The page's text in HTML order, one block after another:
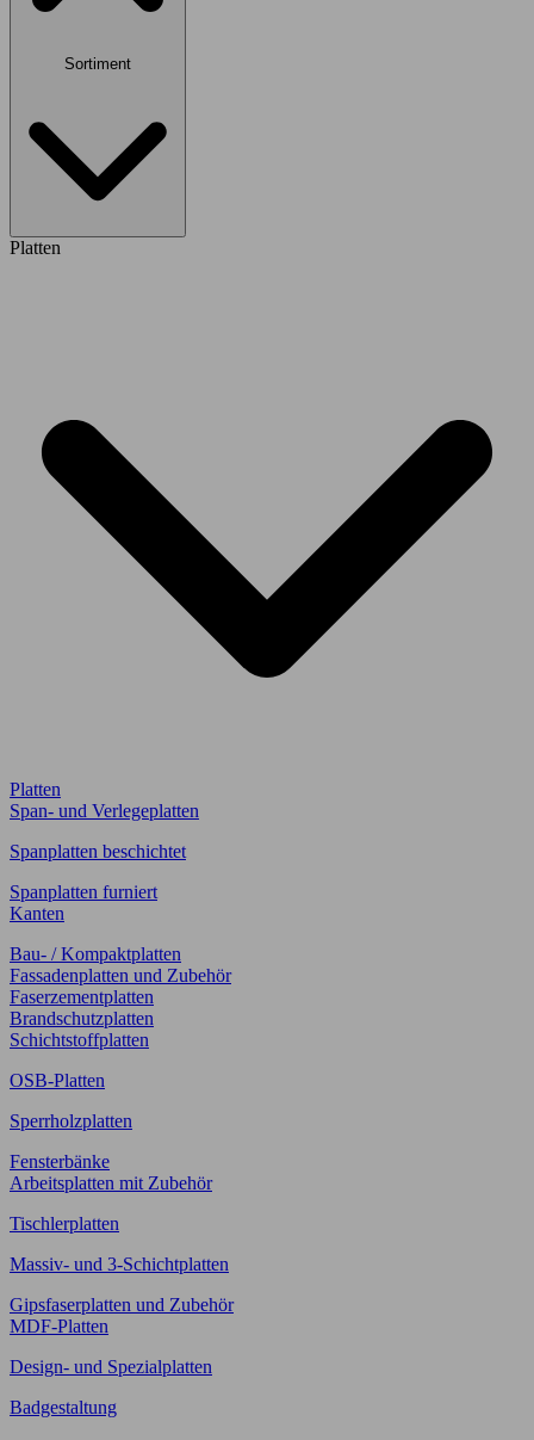
Sortiment
Platten
Platten
Span- und Verlegeplatten
Spanplatten beschichtet
Spanplatten furniert
Kanten
Bau- / Kompaktplatten
Fassadenplatten und Zubehör
Faserzementplatten
Brandschutzplatten
Schichtstoffplatten
OSB-Platten
Sperrholzplatten
Fensterbänke
Arbeitsplatten mit Zubehör
Tischlerplatten
Massiv- und 3-Schichtplatten
Gipsfaserplatten und Zubehör
MDF-Platten
Design- und Spezialplatten
Badgestaltung